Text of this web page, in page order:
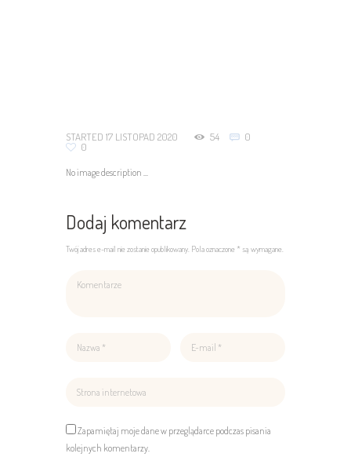
STARTED 17 LISTOPAD 2020 54
0
0
No image description ...
Dodaj komentarz
Twój adres e-mail nie zostanie opublikowany. Pola oznaczone * są wymagane.
Zapamiętaj moje dane w przeglądarce podczas pisania
kolejnych komentarzy.